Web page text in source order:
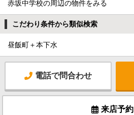
赤坂中学校の周辺の物件をみる
こだわり条件から類似検索
昼飯町＋本下水
電話で問合わせ
来店予約